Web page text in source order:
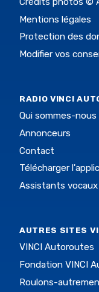
Mentions légales
Protection des
Modifier vos
RADIO VINCI
Qui sommes-nous
Annonceurs
Contact
Télécharger
Assistants vocaux
AUTRES SITES
VINCI Autoroutes
Fondation VINCI
Roulons-